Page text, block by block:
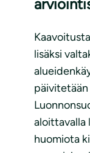
lisäksi
aloittavalla
huomiota